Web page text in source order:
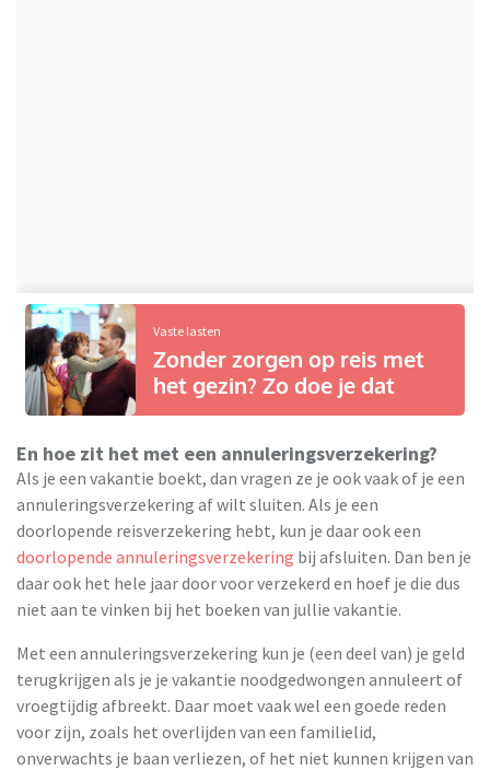
Vaste lasten
Zonder zorgen op reis met
het gezin? Zo doe je dat
En hoe zit het met een annuleringsverzekering?
Als je een vakantie boekt, dan vragen ze je ook vaak of je een
annuleringsverzekering af wilt sluiten. Als je een
doorlopende reisverzekering hebt, kun je daar ook een
doorlopende annuleringsverzekering bij afsluiten. Dan ben je
daar ook het hele jaar door voor verzekerd en hoef je die dus
niet aan te vinken bij het boeken van jullie vakantie.
Met een annuleringsverzekering kun je (een deel van) je geld
terugkrijgen als je je vakantie noodgedwongen annuleert of
vroegtijdig afbreekt. Daar moet vaak wel een goede reden
voor zijn, zoals het overlijden van een familielid,
onverwachts je baan verliezen, of het niet kunnen krijgen van